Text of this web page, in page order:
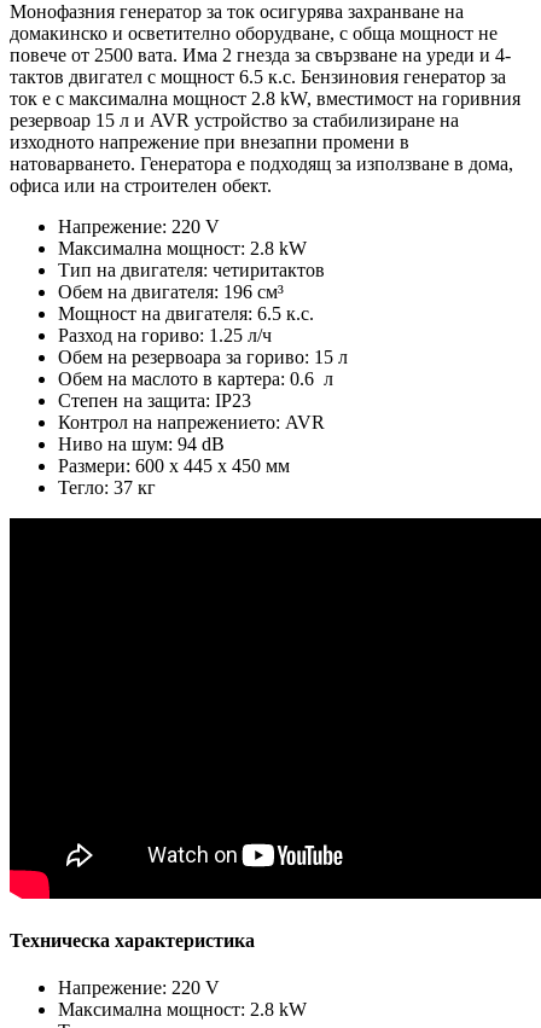
Монофазния генератор за ток осигурява захранване на
домакинско и осветително оборудване, с обща мощност не
повече от 2500 вата. Има 2 гнезда за свързване на уреди и 4-
тактов двигател с мощност 6.5 к.с. Бензиновия генератор за
ток е с максимална мощност 2.8 kW, вместимост на горивния
резервоар 15 л и AVR устройство за стабилизиране на
изходното напрежение при внезапни промени в
натоварването. Генератора е подходящ за използване в дома,
офиса или на строителен обект.
Напрежение: 220 V
Максимална мощност: 2.8 kW
Тип на двигателя: четиритактов
Обем на двигателя: 196 см³
Мощност на двигателя: 6.5 к.с.
Разход на гориво: 1.25 л/ч
Обем на резервоара за гориво: 15 л
Обем на маслото в картера: 0.6 л
Степен на защита: IP23
Контрол на напрежението: AVR
Ниво на шум: 94 dB
Размери: 600 x 445 x 450 мм
Тегло: 37 кг
Техническа характеристика
Напрежение: 220 V
Максимална мощност: 2.8 kW